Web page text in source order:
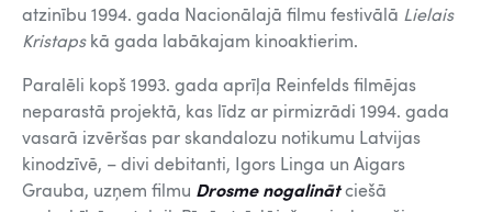
atzinību 1994. gada Nacionālajā filmu festivālā Lielais
Kristapskā gada labākajam kinoaktierim.
Paralēli kopš 1993. gada aprīļa Reinfelds filmējas
neparastā projektā, kas līdz ar pirmizrādi 1994. gada
vasarā izvēršas par skandalozu notikumu Latvijas
kinodzīvē, – divi debitanti, Igors Linga un Aigars
Grauba, uzņem filmu Drosme nogalinātciešā